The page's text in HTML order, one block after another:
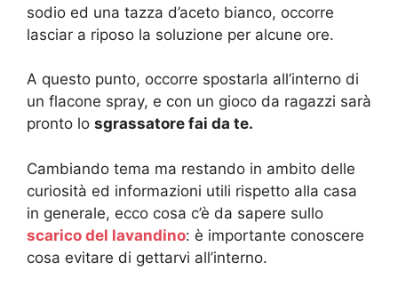
sodio ed una tazza d’aceto bianco, occorre
lasciar a riposo la soluzione per alcune ore.
A questo punto, occorre spostarla all’interno di
un flacone spray, e con un gioco da ragazzi sarà
pronto lo sgrassatore fai da te.
Cambiando tema ma restando in ambito delle
curiosità ed informazioni utili rispetto alla casa
in generale, ecco cosa c’è da sapere sullo
scarico del lavandino: è importante conoscere
cosa evitare di gettarvi all’interno.